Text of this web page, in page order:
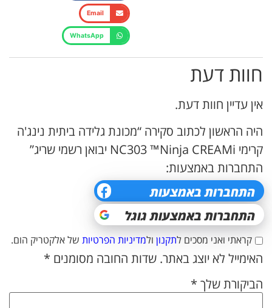
Email
WhatsApp
חוות דעת
אין עדיין חוות דעת.
היה הראשון לכתוב סקירה “מכונת גלידה ביתית נינג'ה
קרימי NC303 ™Ninja CREAMi יבואן רשמי שריג”
התחברות באמצעות:
קראתי ואני מסכים לתקנון ולמדיניות הפרטיות של אלקטריק הום.
האימייל לא יוצג באתר. שדות החובה מסומנים *
הביקורת שלך *